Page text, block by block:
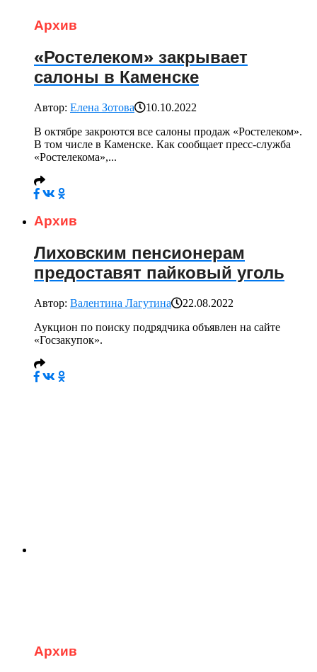
Архив
«Ростелеком» закрывает
салоны в Каменске
Автор: Елена Зотова
10.10.2022
В октябре закроются все салоны продаж «Ростелеком».
В том числе в Каменске. Как сообщает пресс-служба
«Ростелекома»,...
Архив
Лиховским пенсионерам
предоставят пайковый уголь
Автор: Валентина Лагутина
22.08.2022
Аукцион по поиску подрядчика объявлен на сайте
«Госзакупок».
Архив